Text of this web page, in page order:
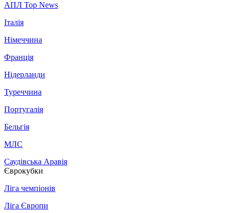
АПЛ Top News
Італія
Німеччина
Франція
Нідерланди
Туреччина
Португалія
Бельгія
МЛС
Саудівська Аравія
Єврокубки
Ліга чемпіонів
Ліга Європи